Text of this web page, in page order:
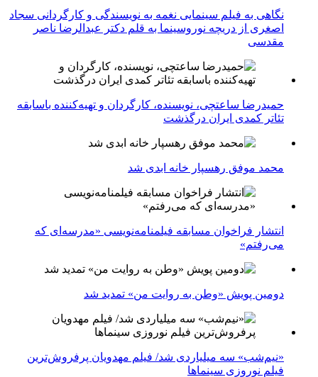
نگاهی به فیلم سینمایی نغمه به نویسندگی و کارگردانی سجاد
اصغری از دریچه نوروسینما به قلم دکتر عبدالرضا ناصر
مقدسی
حمیدرضا ساعتچی، نویسنده، کارگردان و تهیه‌کننده باسابقه
تئاتر کمدی ایران درگذشت
محمد موفق رهسپار خانه ابدی شد
انتشار فراخوان مسابقه فیلمنامه‌نویسی «مدرسه‌ای که
می‌رفتم»
دومین پویش «وطن به روایت من» تمدید شد
«نیم‌شب» سه میلیاردی شد/ فیلم مهدویان پرفروش‌ترین
فیلم نوروزی سینماها